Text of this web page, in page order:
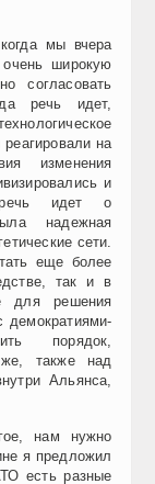
мы вчера
широкую
согласовать
речь идет,
на
изменения
и
идет о
надежная
сети.
еще более
так и в
для решения
порядок,
также над
Альянса,
нам нужно
я предложил
есть разные